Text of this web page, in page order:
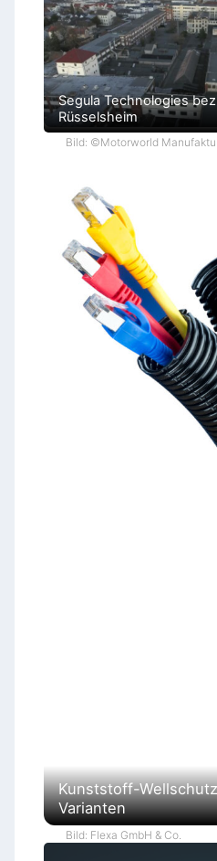
Segula Technologies
Rüsselsheim
Bild: ©Motorworld
Kunststoff-
Varianten
Bild: Flexa GmbH & Co.